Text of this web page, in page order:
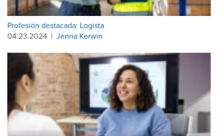
Profesión destacada: Logista
04.23.2024 | Jenna Kerwin